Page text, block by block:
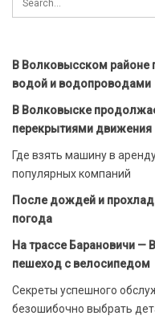
В Волковысском районе
водой и водопроводами
В Волковыске
перекрытиями движения
Где взять машину в
популярных компаний
После дождей и
погода
На трассе Барановичи —
пешеход с велосипедом
Секреты успешного
безошибочно выбрать